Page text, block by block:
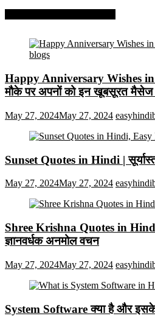
Happy Anniversary Wishes in
मौके पर अपनों को इन खूबसूरत मैसेज
May 27, 2024May 27, 2024
Sunset Quotes in Hindi |
May 27, 2024May 27, 2024
Shree Krishna Quotes in Hindi
ज्ञानवर्धक अनमोल वचन
May 27, 2024May 27, 2024
System Software क्या है और